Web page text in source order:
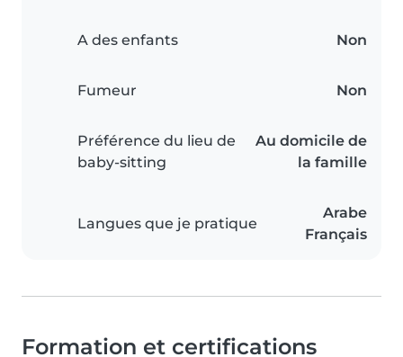
A des enfants Non
Fumeur Non
Préférence du lieu de
baby-sitting
Au domicile de
la famille
Langues que je pratique
Arabe
Français
Formation et certifications